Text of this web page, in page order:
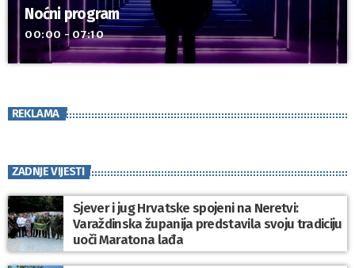
Noćni program
00:00 - 07:10
REKLAMA
ZADNJE VIJESTI
Sjever i jug Hrvatske spojeni na Neretvi:
Varaždinska županija predstavila svoju tradiciju
uoči Maratona lađa